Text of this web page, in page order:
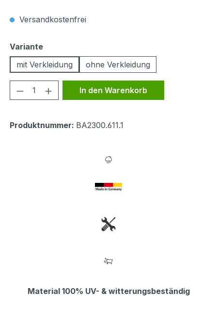
Versandkostenfrei
Varianteauswählen
mit Verkleidung
ohne Verkleidung
Produkt Anzahl: Gib den
In den Warenkorb
Produktnummer: BA2300.611.1
Material 100% UV- & witterungsbeständig